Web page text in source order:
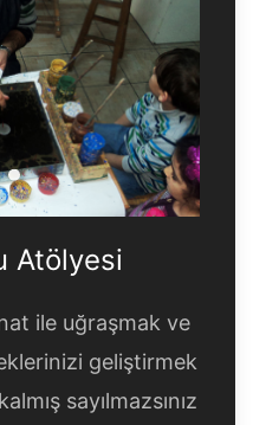
Ebru Atölyesi
Ebru Atölyesi
Çocuk Ebru Atölyesi
Atölyesi
ile uğraşmak ve
geliştirmek
sayılmazsınız